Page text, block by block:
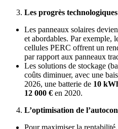
Les progrès technologiques
Les panneaux solaires
et abordables. Par exemple,
cellules PERC offrent un
par rapport aux panneaux
Les solutions de stockage
coûts diminuer, avec une
2026, une batterie de 10
12 000 € en 2020.
L’optimisation de
Pour maximiser la